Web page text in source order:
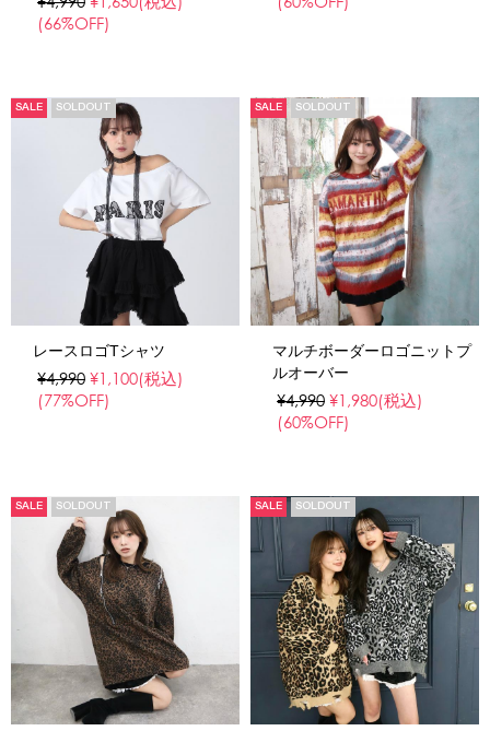
(66%OFF)
SALE SOLDOUT
レースロゴTシャツ
¥4,990 ¥1,100(税込)
(77%OFF)
SALE SOLDOUT
マルチボーダーロゴニットプ
ルオーバー
¥4,990 ¥1,980(税込)
(60%OFF)
SALE SOLDOUT SALE SOLDOUT